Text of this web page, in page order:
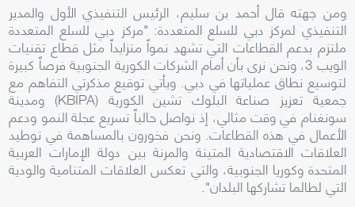
ومن جهته قال أحمد بن سليم، الرئيس التنفيذي الأول والمدير
التنفيذي لمركز دبي للسلع المتعددة: "مركز دبي للسلع المتعددة
ملتزم بدعم القطاعات التي تشهد نمواً متزايداً مثل قطاع تقنيات
الويب 3، ونحن نرى بأن أمام الشركات الكورية الجنوبية فرصاً كبيرة
لتوسيع نطاق عملياتها في دبي. ويأتي توقيع مذكرتي التفاهم مع
جمعية تعزيز صناعة البلوك تشين الكورية (KBIPA) ومدينة
سونغنام في وقت مثالي، إذ نواصل حالياً تسريع عجلة النمو ودعم
الأعمال في هذه القطاعات. ونحن فخورون بالمساهمة في توطيد
العلاقات الاقتصادية المتينة والمرنة بين دولة الإمارات العربية
المتحدة وكوريا الجنوبية، والتي تعكس العلاقات المتنامية والودية
التي لطالما تشاركها البلدان".